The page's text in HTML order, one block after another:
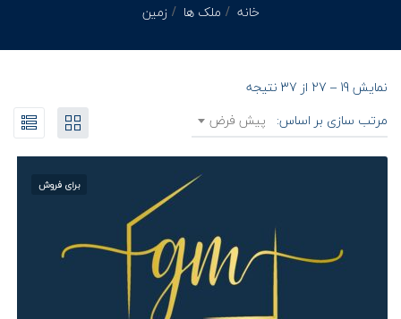
خانه ملک ها زمین
نمایش19
–
27 از 37 نتیجه
مرتب سازی بر اساس: پیش فرض
برای فروش